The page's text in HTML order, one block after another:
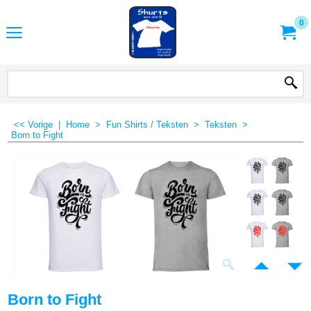
0
<< Vorige Home > Fun Shirts / Teksten > Teksten >
Born to Fight
Born to Fight